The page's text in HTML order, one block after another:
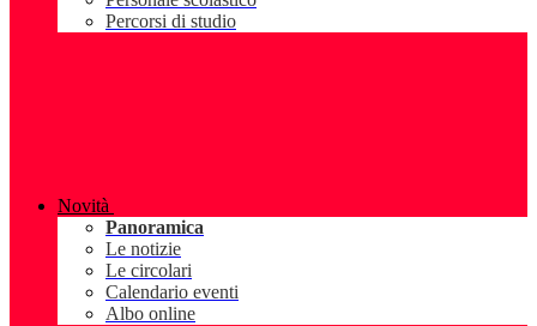
Percorsi di studio
Novità
Panoramica
Le notizie
Le circolari
Calendario eventi
Albo online